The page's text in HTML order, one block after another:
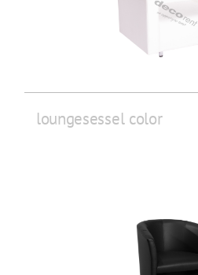
loungesessel color